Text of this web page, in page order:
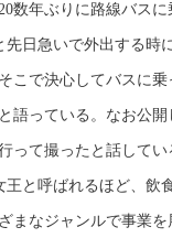
数年ぶりに路線バス
日急いで外出する時
こで決心してバスに
語っている。なお公
って撮ったと話してい
と呼ばれるほど、飲
まなジャンルで事業